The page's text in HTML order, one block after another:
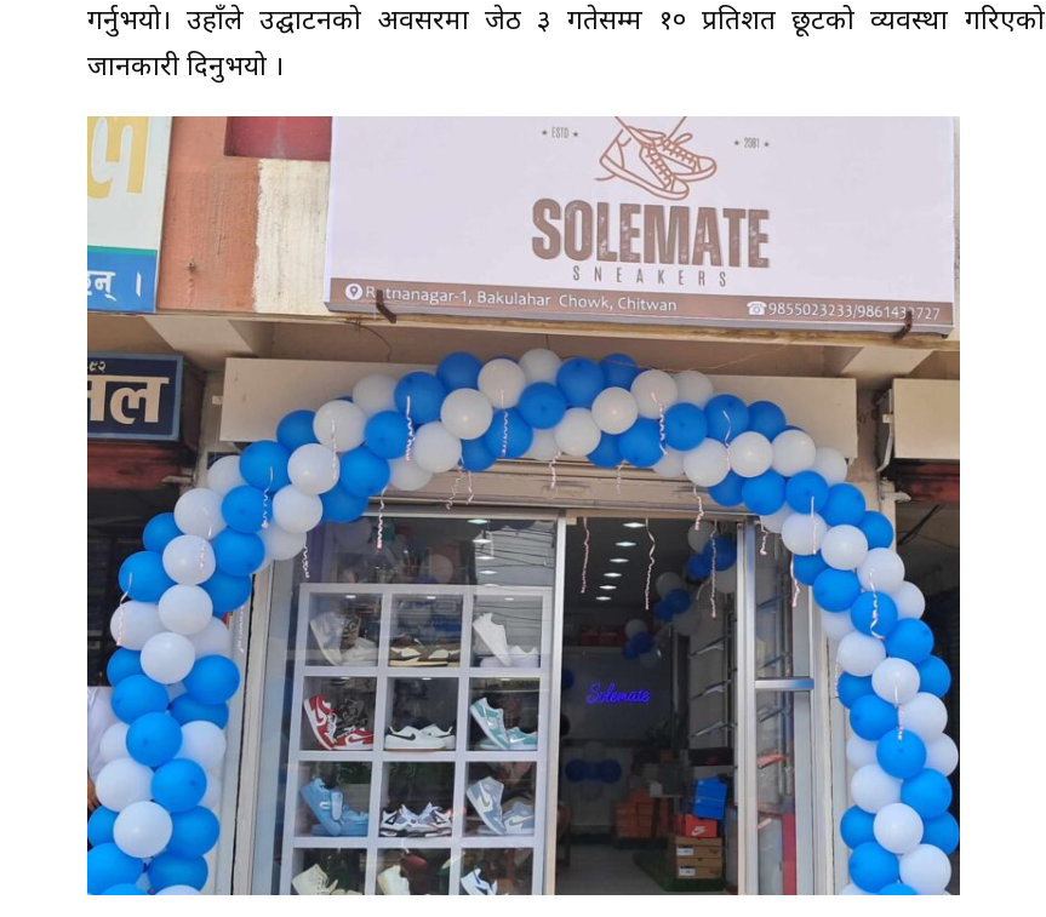
गर्नुभयो। उहाँले उद्घाटनको अवसरमा जेठ ३ गतेसम्म १० प्रतिशत छूटको व्यवस्था गरिएको
जानकारी दिनुभयो ।